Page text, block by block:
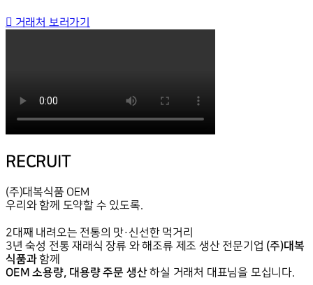
거래처 보러가기
RECRUIT
(주)대복식품 OEM
우리와 함께 도약할 수 있도록.
2대째 내려오는 전통의 맛·신선한 먹거리
3년 숙성 전통 재래식 장류 와 해조류 제조 생산 전문기업 (주)대복
식품과함께
OEM 소용량, 대용량 주문 생산하실 거래처 대표님을 모십니다.